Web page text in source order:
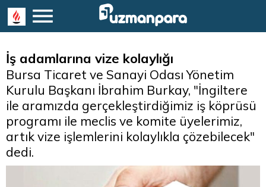
İş adamlarına vize kolaylığı
Bursa Ticaret ve Sanayi Odası Yönetim
Kurulu Başkanı İbrahim Burkay, "İngiltere
ile aramızda gerçekleştirdiğimiz iş köprüsü
programı ile meclis ve komite üyelerimiz,
artık vize işlemlerini kolaylıkla çözebilecek"
dedi.